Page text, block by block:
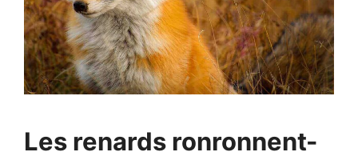
Les renards ronronnent-